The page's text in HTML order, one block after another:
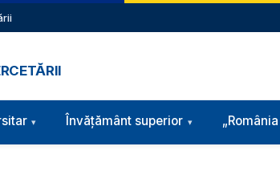
Învățământ superior